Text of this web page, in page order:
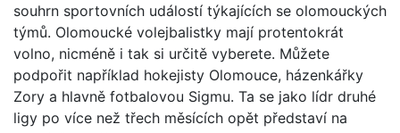
souhrn sportovních událostí týkajících se olomouckých
týmů. Olomoucké volejbalistky mají protentokrát
volno, nicméně i tak si určitě vyberete. Můžete
podpořit například hokejisty Olomouce, házenkářky
Zory a hlavně fotbalovou Sigmu. Ta se jako lídr druhé
ligy po více než třech měsících opět představí na